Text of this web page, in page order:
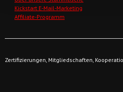
Kickstart E-Mail-Marketing
Affiliate-Programm
Zertifizierungen, Mitgliedschaften,